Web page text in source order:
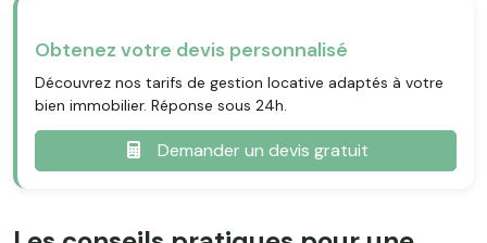
Obtenez votre devis personnalisé
Découvrez nos tarifs de gestion locative adaptés à votre
bien immobilier. Réponse sous 24h.
Demander un devis gratuit